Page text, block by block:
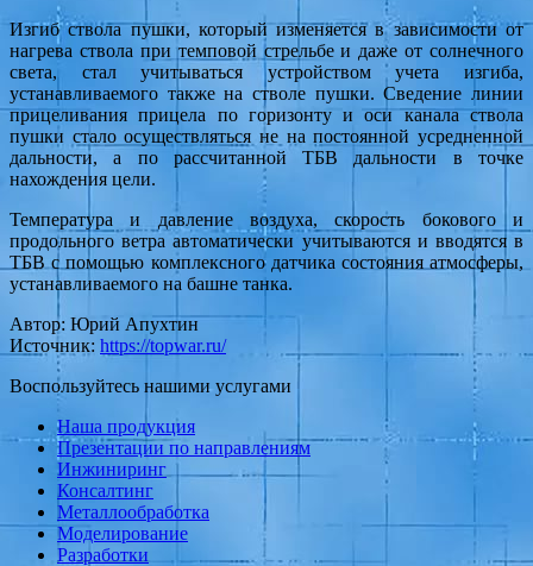
Изгиб ствола пушки, который изменяется в зависимости от
нагрева ствола при темповой стрельбе и даже от солнечного
света, стал учитываться устройством учета изгиба,
устанавливаемого также на стволе пушки. Сведение линии
прицеливания прицела по горизонту и оси канала ствола
пушки стало осуществляться не на постоянной усредненной
дальности, а по рассчитанной ТБВ дальности в точке
нахождения цели.
Температура и давление воздуха, скорость бокового и
продольного ветра автоматически учитываются и вводятся в
ТБВ с помощью комплексного датчика состояния атмосферы,
устанавливаемого на башне танка.
Автор: Юрий Апухтин
Источник: https://topwar.ru/
Воспользуйтесь нашими услугами
Наша продукция
Презентации по направлениям
Инжиниринг
Консалтинг
Металлообработка
Моделирование
Разработки